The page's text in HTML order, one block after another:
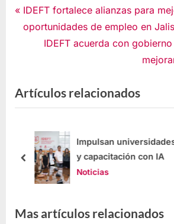
Noticias
IDEFT fortalece alianzas para
oportunidades de empleo en
IDEFT acuerda con
Artículos relacionados
Impulsan
y capacitación con IA
Noticias
Mas artículos relacionados